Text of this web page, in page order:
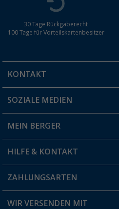
30 Tage Rückgaberecht
100 Tage für Vorteilskartenbesitzer
KONTAKT
Du hast eine Frage?
Filiale finden
SOZIALE MEDIEN
MEIN BERGER
Vorteilskarte
Blog
HILFE & KONTAKT
FAQ & Kontakt
Versandinformationen
ZAHLUNGSARTEN
WIR VERSENDEN MIT